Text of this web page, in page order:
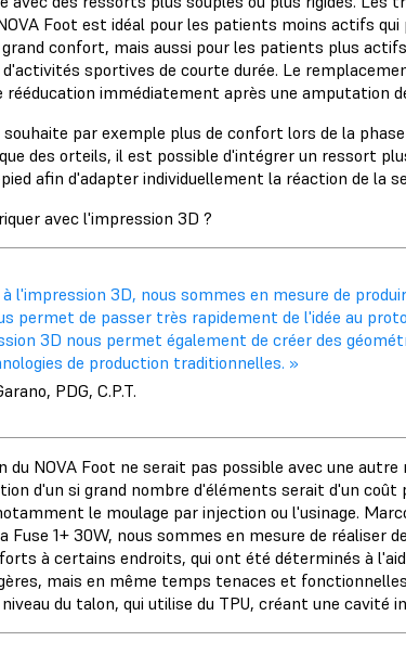
Foot est idéal pour les patients moins actifs
confort, mais aussi pour les patients plus
sportives de courte durée. Le
rééducation immédiatement après une amputation
par exemple plus de confort lors de la
des orteils, il est possible d'intégrer un ressort
afin d'adapter individuellement la réaction de la
avec l'impression 3D ?
à l'impression 3D, nous sommes en mesure de
permet de passer très rapidement de l'idée au
3D nous permet également de créer des
de production traditionnelles. »
PDG, C.P.T.
du NOVA Foot ne serait pas possible avec une
d'un si grand nombre d'éléments serait d'un
le moulage par injection ou l'usinage.
Fuse 1+ 30W, nous sommes en mesure de réaliser
à certains endroits, qui ont été déterminés à
mais en même temps tenaces et
du talon, qui utilise du TPU, créant une